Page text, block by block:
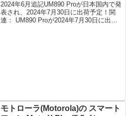
2024年6月追記UM890 Proが日本国内で発
表され、2024年7月30日に出荷予定！関
連： UM890 Proが2024年7月30日に出荷
モトローラ(Motorola)の スマート